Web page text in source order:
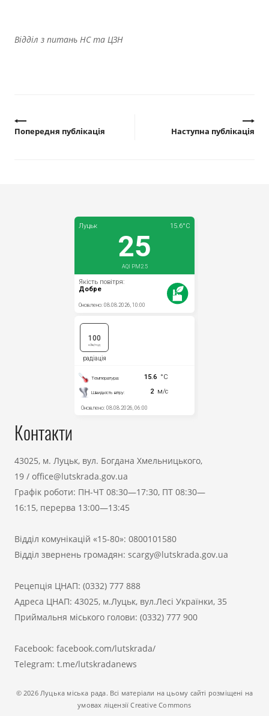
Відділ з питань НС та ЦЗН
Попередня публікація Наступна публікація
Контакти
43025, м. Луцьк, вул. Богдана Хмельницького,
19 / office@lutskrada.gov.ua
Графік роботи: ПН-ЧТ 08:30—17:30, ПТ 08:30—
16:15, перерва 13:00—13:45
Відділ комунікацій «15-80»: 0800101580
Відділ звернень громадян: scargy@lutskrada.gov.ua
Рецепція ЦНАП: (0332) 777 888
Адреса ЦНАП: 43025, м.Луцьк, вул.Лесі Українки, 35
Приймальня міського голови: (0332) 777 900
Facebook: facebook.com/lutskrada/
Telegram: t.me/lutskradanews
© 2026 Луцька міська рада. Всі матеріали на цьому сайті розміщені на
умовах ліцензії Creative Commons